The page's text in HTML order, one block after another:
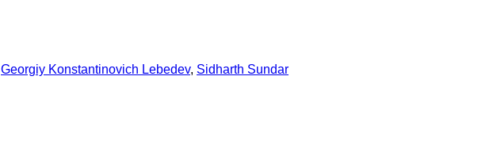
Georgiy Konstantinovich Lebedev, Sidharth Sundar